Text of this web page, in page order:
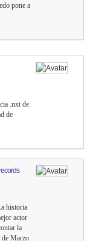
pone a
.nxt de
de
historia
actor
la
de Marzo